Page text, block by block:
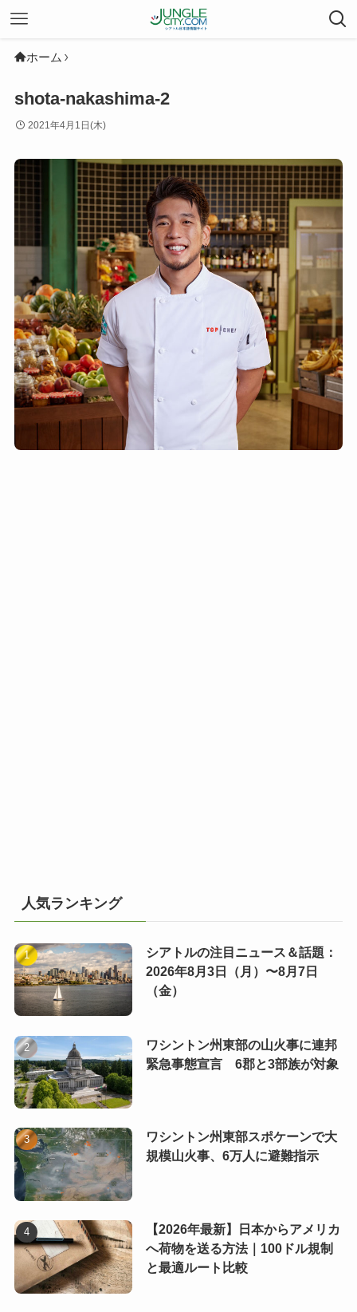
ホーム
shota-nakashima-2
2021年4月1日(木)
人気ランキング
シアトルの注目ニュース＆話題：
2026年8月3日（月）〜8月7日
（金）
ワシントン州東部の山火事に連邦
緊急事態宣言 6郡と3部族が対象
ワシントン州東部スポケーンで大
規模山火事、6万人に避難指示
【2026年最新】日本からアメリカ
へ荷物を送る方法｜100ドル規制
と最適ルート比較